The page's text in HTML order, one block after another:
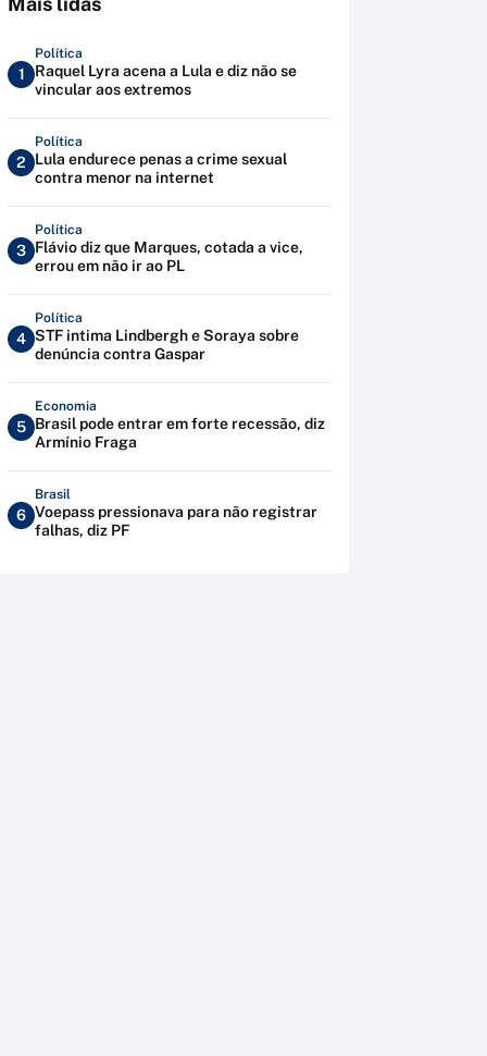
1
Política
Raquel Lyra acena a Lula e diz não se
vincular aos extremos
2
Política
Lula endurece penas a crime sexual
contra menor na internet
3
Política
Flávio diz que Marques, cotada a vice,
errou em não ir ao PL
4
Política
STF intima Lindbergh e Soraya sobre
denúncia contra Gaspar
5
Economia
Brasil pode entrar em forte recessão, diz
Armínio Fraga
6
Brasil
Voepass pressionava para não registrar
falhas, diz PF